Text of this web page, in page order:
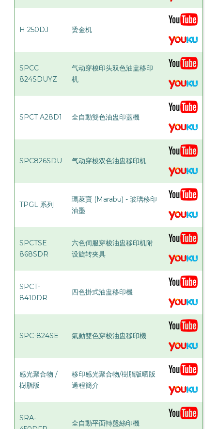
H 250DJ 烫金机
SPCC
824SDUYZ
气动穿梭印头双色油盅移印
机
SPCT A28D1 全自動雙色油盅印蓋機
SPC826SDU 气动穿梭双色油盅移印机
TPGL 系列
瑪萊寶 (Marabu) - 玻璃移印
油墨
SPCTSE
868SDR
六色伺服穿梭油盅移印机附
设旋转夹具
SPCT-
8410DR
四色掛式油盅移印機
SPC-824SE 氣動雙色穿梭油盅移印機
感光聚合物 /
樹脂版
移印感光聚合物/樹脂版晒版
過程簡介
SRA-
全自動平面轉盤絲印機